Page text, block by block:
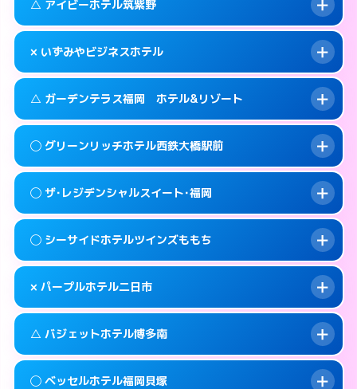
map
info このホテルの詳細ページを見る →
smartphone 092-603-2525
map 福岡市東区西戸崎18-25
info このホテルの詳細ページを見る →
案内方法:24:00以降はホテルの入り口で待ち
合わせ。
info このホテルの詳細ページを見る →
△ アイビーホテル筑紫野
案内方法:状況により派遣できません。
smartphone 092-920-2130
map 筑紫野市湯町1-14-3
info このホテルの詳細ページを見る →
× いずみやビジネスホテル
案内方法:
派遣できません。
smartphone 070-9034-6635
map 福岡市西区姪の浜4-15-9
info このホテルの詳細ページを見る →
△ ガーデンテラス福岡 ホテル&リゾート
案内方法: 状況により派遣できません。
smartphone 092-881-0067
map 福岡市西区小戸2-3-55
info このホテルの詳細ページを見る →
◯ グリーンリッチホテル西鉄大橋駅前
案内方法: 女性が直接お部屋まで伺います。
smartphone 092-552-4400
map 福岡市南区大橋1-7-15
info このホテルの詳細ページを見る →
◯ ザ･レジデンシャルスイート･福岡
案内方法:女性が直接お部屋まで伺います。
smartphone 092-846-8585
map 福岡市早良区百道浜1-3-70
info このホテルの詳細ページを見る →
◯ シーサイドホテルツインズももち
案内方法:
女性が直接お部屋まで伺います。
smartphone 092-822-5001
map 福岡市早良区百道浜1-7-4
× パープルホテル二日市
案内方法: 派遣できません。
△ バジェットホテル博多南
◯ ベッセルホテル福岡貝塚